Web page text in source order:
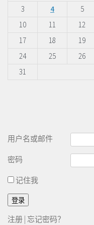
3
4 5
10
11 12
17
18 19
24
25 26
31
用户名或邮件
密码
记住我
注册 忘记密码？